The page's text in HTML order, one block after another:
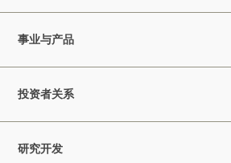
事业与产品
投资者关系
研究开发